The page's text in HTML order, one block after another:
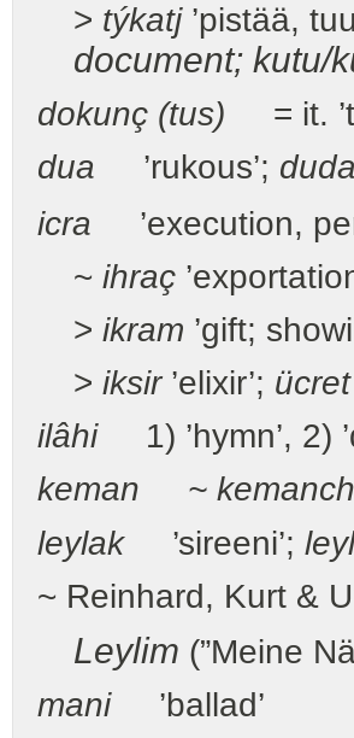
> týkatj’pistää,
document; kutu/
dokunç (tus) = it.
dua ’rukous’;
icra ’execution,
~ ihraç
> ikram ’gift;
> iksir’elixir’; ücret
ilâhi1) ’hymn’, 2)
keman ~
leylak’sireeni’;
~ Reinhard, Kurt &
Leylim (”Meine
mani’ballad’